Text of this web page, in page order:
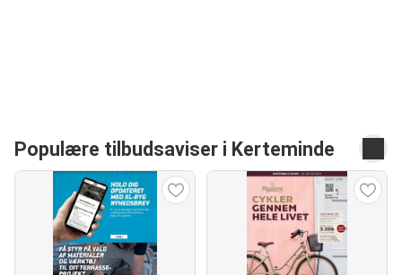
Populære tilbudsaviser i Kerteminde